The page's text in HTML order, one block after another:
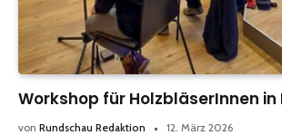
Workshop für HolzbläserInnen
von Rundschau Redaktion 12. März 2026